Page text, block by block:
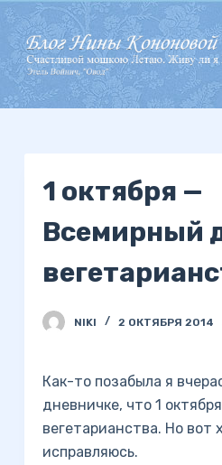
П
е
р
е
й
1 октября —
Всемирный
NIKI 2 ОКТЯБРЯ 2014
Как-то позабыла я
дневничке, что 1
вегетарианства. Но вот
исправляюсь.